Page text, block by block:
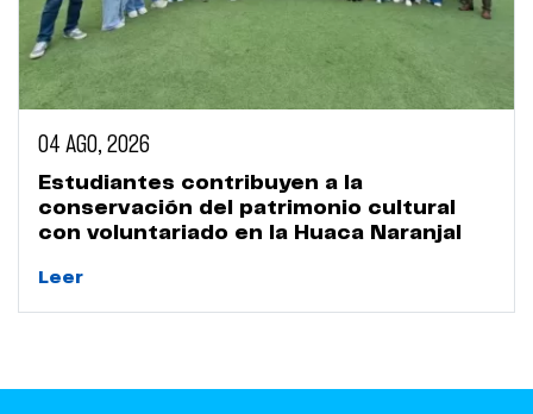
04 AGO, 2026
Estudiantes contribuyen a la
conservación del patrimonio cultural
con voluntariado en la Huaca Naranjal
Leer